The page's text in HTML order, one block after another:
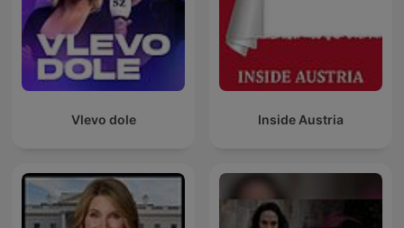
Vlevo dole Inside Austria